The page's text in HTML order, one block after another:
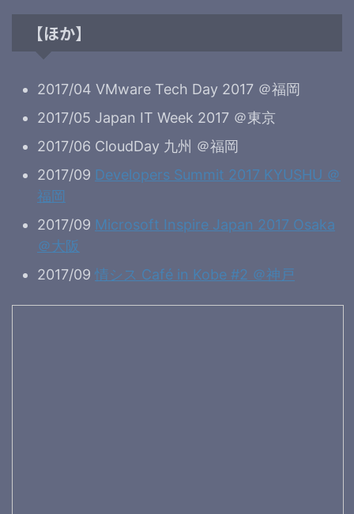
【ほか】
2017/04 VMware Tech Day 2017 ＠福岡
2017/05 Japan IT Week 2017 ＠東京
2017/06 CloudDay 九州 ＠福岡
2017/09 Developers Summit 2017 KYUSHU ＠
福岡
2017/09 Microsoft Inspire Japan 2017 Osaka
＠大阪
2017/09 情シス Café in Kobe #2 ＠神戸